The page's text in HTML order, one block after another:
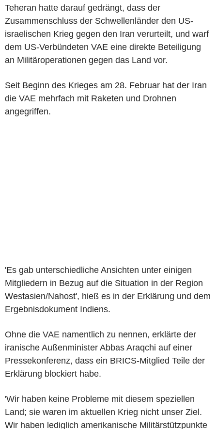
Teheran hatte darauf gedrängt, dass der
Zusammenschluss der Schwellenländer den US-
israelischen Krieg gegen den Iran verurteilt, und warf
dem US-Verbündeten VAE eine direkte Beteiligung
an Militäroperationen gegen das Land vor.
Seit Beginn des Krieges am 28. Februar hat der Iran
die VAE mehrfach mit Raketen und Drohnen
angegriffen.
'Es gab unterschiedliche Ansichten unter einigen
Mitgliedern in Bezug auf die Situation in der Region
Westasien/Nahost', hieß es in der Erklärung und dem
Ergebnisdokument Indiens.
Ohne die VAE namentlich zu nennen, erklärte der
iranische Außenminister Abbas Araqchi auf einer
Pressekonferenz, dass ein BRICS-Mitglied Teile der
Erklärung blockiert habe.
'Wir haben keine Probleme mit diesem speziellen
Land; sie waren im aktuellen Krieg nicht unser Ziel.
Wir haben lediglich amerikanische Militärstützpunkte